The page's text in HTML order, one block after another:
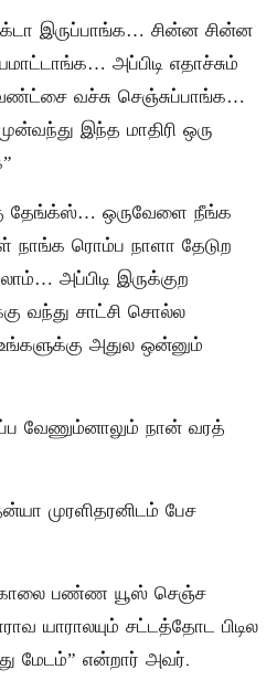
இருப்பாங்க… சின்ன சின்ன
அப்பிடி எதாச்சும்
வச்சு செஞ்சுப்பாங்க…
இந்த மாதிரி ஒரு
தேங்க்ஸ்… ஒருவேளை நீங்க
ரொம்ப நாளா தேடுற
அப்பிடி இருக்குற
வந்து சாட்சி சொல்ல
அதுல ஒன்னும்
வேணும்னாலும் நான் வரத்
முரளிதரனிடம் பேச
பண்ண யூஸ் செஞ்ச
யாராலயும் சட்டத்தோட பிடில
மேடம்” என்றார் அவர்.